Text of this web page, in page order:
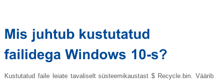
Kustutatud faile leiate tavaliselt süsteemikaustast $ Recycle.bin. Väärib